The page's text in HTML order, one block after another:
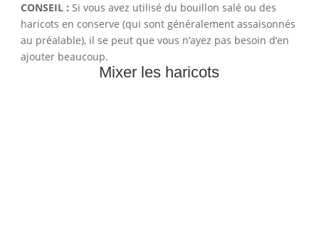
CONSEIL : Si vous avez utilisé du bouillon salé ou des
haricots en conserve (qui sont généralement assaisonnés
au préalable), il se peut que vous n’ayez pas besoin d’en
ajouter beaucoup.
Mixer les haricots